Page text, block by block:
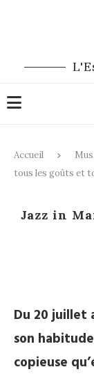
Accueil
tous les goûts et
Jazz in
Du 20 juillet
son
copieuse